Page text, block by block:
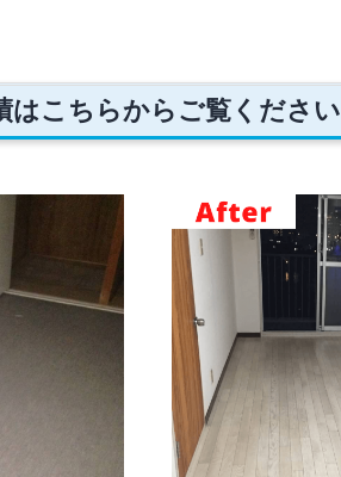
はこちらからご覧ください